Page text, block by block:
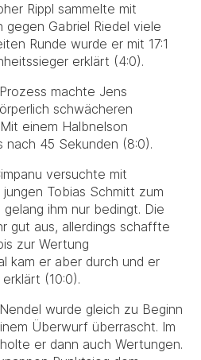
Rippl sammelte mit
Gabriel Riedel viele
Runde wurde er mit 17:1
erklärt (4:0).
machte Jens
schwächeren
einem Halbnelson
45 Sekunden (8:0).
versuchte mit
Tobias Schmitt zum
ihm nur bedingt. Die
gut aus, allerdings schaffte
zur Wertung
kam er aber durch und er
(10:0).
wurde gleich zu Beginn
Überwurf überrascht. Im
er dann auch Wertungen.